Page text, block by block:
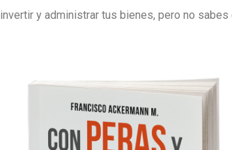
invertir y administrar tus bienes, pero no sabes